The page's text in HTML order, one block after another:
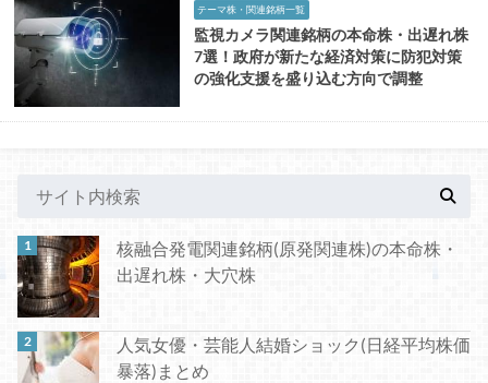
テーマ株・関連銘柄一覧
監視カメラ関連銘柄の本命株・出遅れ株
7選！政府が新たな経済対策に防犯対策
の強化支援を盛り込む方向で調整
核融合発電関連銘柄(原発関連株)の本命株・
出遅れ株・大穴株
人気女優・芸能人結婚ショック(日経平均株価
暴落)まとめ